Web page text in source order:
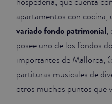
apartamentos con cocina,
variado fondo patrimonial,
posee uno de los fondos
importantes de Mallorca,
partituras musicales de
otros muchos puntos que